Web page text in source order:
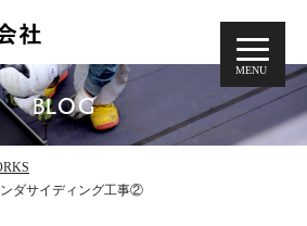
MENU
BLOG
ダサイディング工事②